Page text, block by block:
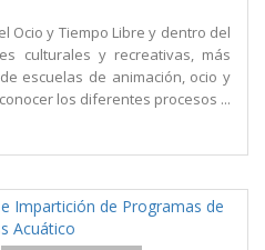
Ocio y Tiempo Libre y dentro del
culturales y recreativas, más
escuelas de animación, ocio y
los diferentes procesos ...